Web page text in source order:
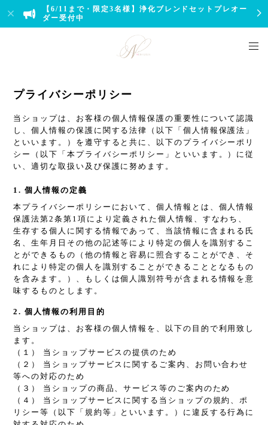
【6/11まで・限定3名様】浄化ブレンドセットプレオー
ダー受付中
プライバシーポリシー
当ショップは、お客様の個人情報保護の重要性について認識
し、個人情報の保護に関する法律（以下「個人情報保護法」
といいます。）を遵守すると共に、以下のプライバシーポリ
シー（以下「本プライバシーポリシー」といいます。）に従
い、適切な取扱い及び保護に努めます。
1. 個人情報の定義
本プライバシーポリシーにおいて、個人情報とは、個人情報
保護法第2条第1項により定義された個人情報、すなわち、
生存する個人に関する情報であって、当該情報に含まれる氏
名、生年月日その他の記述等により特定の個人を識別するこ
とができるもの（他の情報と容易に照合することができ、そ
れにより特定の個人を識別することができることとなるもの
を含みます。）、もしくは個人識別符号が含まれる情報を意
味するものとします。
2. 個人情報の利用目的
当ショップは、お客様の個人情報を、以下の目的で利用致し
ます。
（１） 当ショップサービスの提供のため
（２） 当ショップサービスに関するご案内、お問い合わせ
等への対応のため
（３） 当ショップの商品、サービス等のご案内のため
（４） 当ショップサービスに関する当ショップの規約、ポ
リシー等（以下「規約等」といいます。）に違反する行為に